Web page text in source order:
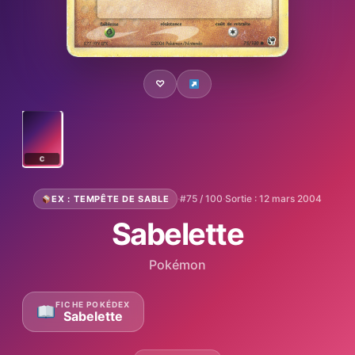
♡
C
EX : TEMPÊTE DE SABLE ·#75 / 100·Sortie : 12 mars 2004
Sabelette
Pokémon
FICHE POKÉDEX
Sabelette